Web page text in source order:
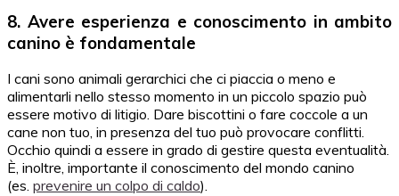
8. Avere esperienza e conoscimento in ambito
canino è fondamentale
I cani sono animali gerarchici che ci piaccia o meno e
alimentarli nello stesso momento in un piccolo spazio può
essere motivo di litigio. Dare biscottini o fare coccole a un
cane non tuo, in presenza del tuo può provocare conflitti.
Occhio quindi a essere in grado di gestire questa eventualità.
È, inoltre, importante il conoscimento del mondo canino
(es. prevenire un colpo di caldo).